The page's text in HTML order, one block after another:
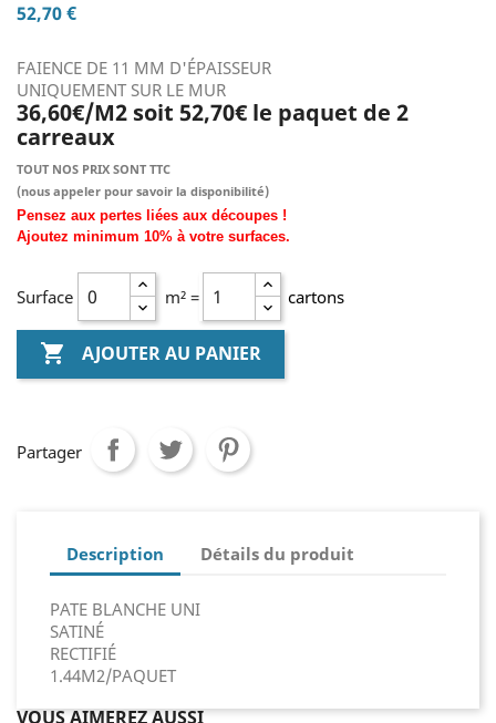
52,70 €
FAIENCE DE 11 MM D'ÉPAISSEUR
UNIQUEMENT SUR LE MUR
36,60€/M2 soit 52,70€ le paquet de 2
carreaux
TOUT NOS PRIX SONT TTC
(nous appeler pour savoir la disponibilité)
Pensez aux pertes liées aux découpes !
Ajoutez minimum 10% à votre surfaces.
Surface m² = cartons
 AJOUTER AU PANIER
Partager
Description Détails du produit
PATE BLANCHE UNI
SATINÉ
RECTIFIÉ
1.44M2/PAQUET
VOUS AIMEREZ AUSSI